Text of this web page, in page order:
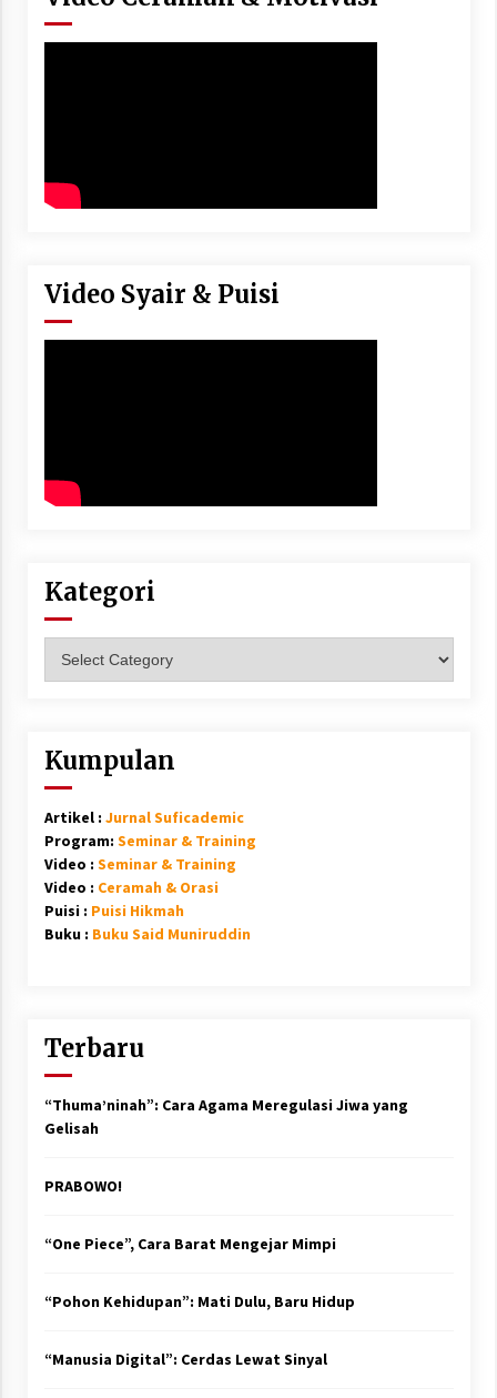
Video Syair & Puisi
Kategori
Kumpulan
Artikel : Jurnal Suficademic
Program: Seminar & Training
Video : Seminar & Training
Video : Ceramah & Orasi
Puisi : Puisi Hikmah
Buku : Buku Said Muniruddin
Terbaru
“Thuma’ninah”: Cara Agama Meregulasi Jiwa yang
Gelisah
PRABOWO!
“One Piece”, Cara Barat Mengejar Mimpi
“Pohon Kehidupan”: Mati Dulu, Baru Hidup
“Manusia Digital”: Cerdas Lewat Sinyal